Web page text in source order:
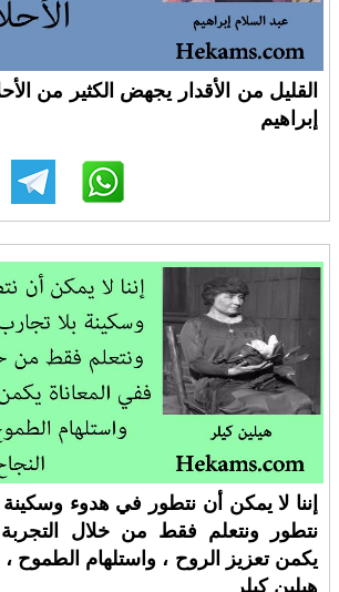
القليل من الأقدار يجهض الكثير من
إبراهيم
إننا لا يمكن أن نتطور في هدوء
نتطور ونتعلم فقط من خلال التجربة
يكمن تعزيز الروح ، واستلهام الطموح
هيلين كيلر